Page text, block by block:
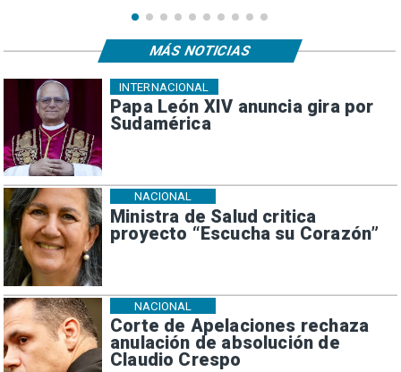
Papa León XIV anuncia gira por
Sudamérica
INTERNACIONAL
Ministra de Salud critica
proyecto “Escucha su Corazón”
NACIONAL
Corte de Apelaciones rechaza
anulación de absolución de
Claudio Crespo
NACIONAL
MÁS NOTICIAS